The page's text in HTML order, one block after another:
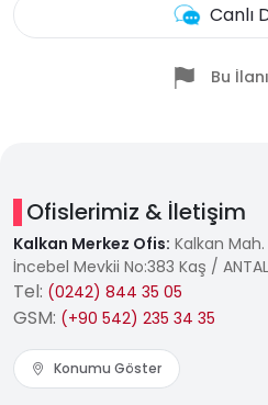
Canlı
Bu
Ofislerimiz & İletişim
Kalkan Merkez Ofis: Kalkan
İncebel Mevkii No:383 Kaş /
Tel: (0242) 844 35 05
GSM: (+90 542) 235 34 35
Konumu Göster